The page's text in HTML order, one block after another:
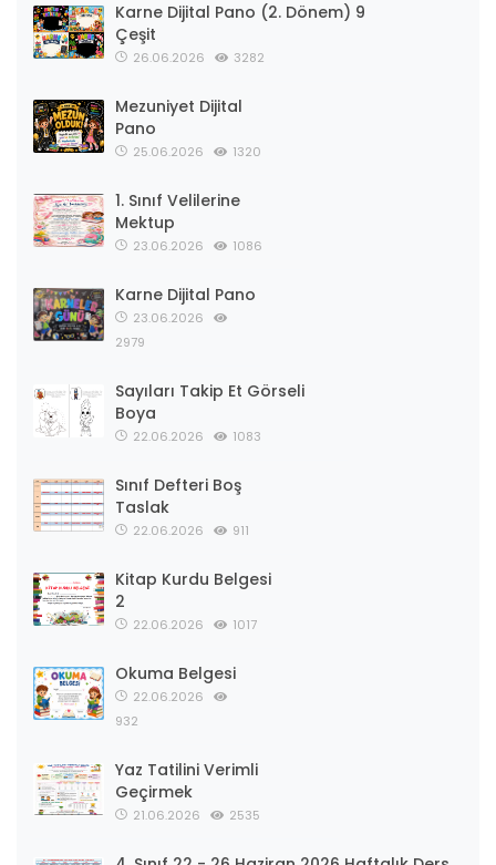
Karne Dijital Pano (2. Dönem) 9
Çeşit
26.06.2026 3282
Mezuniyet Dijital
Pano
25.06.2026 1320
1. Sınıf Velilerine
Mektup
23.06.2026 1086
Karne Dijital Pano
23.06.2026
2979
Sayıları Takip Et Görseli
Boya
22.06.2026 1083
Sınıf Defteri Boş
Taslak
22.06.2026 911
Kitap Kurdu Belgesi
2
22.06.2026 1017
Okuma Belgesi
22.06.2026
932
Yaz Tatilini Verimli
Geçirmek
21.06.2026 2535